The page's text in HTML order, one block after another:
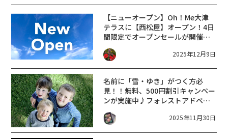
【ニューオープン】Oh！Me大津
テラスに【西松屋】オープン！4日
間限定でオープンセールが開催さ
れます！
2025年12月9日
名前に「雪・ゆき」がつく方必
見！！無料、500円割引キャンペー
ンが実施中♪フォレストアドベン
チャー・栗東にて【12/20〜1/6】
2025年11月30日